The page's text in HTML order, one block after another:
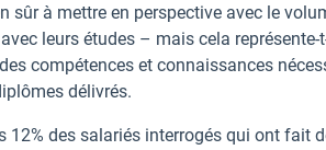
sûr à mettre en perspective avec le
leurs études – mais cela
compétences et connaissances
délivrés.
12% des salariés interrogés qui ont fait